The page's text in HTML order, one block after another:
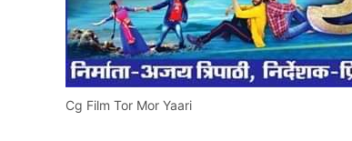
Cg Film Tor Mor Yaari